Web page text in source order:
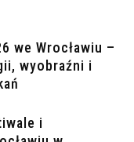
we Wrocławiu –
wyobraźni i
i